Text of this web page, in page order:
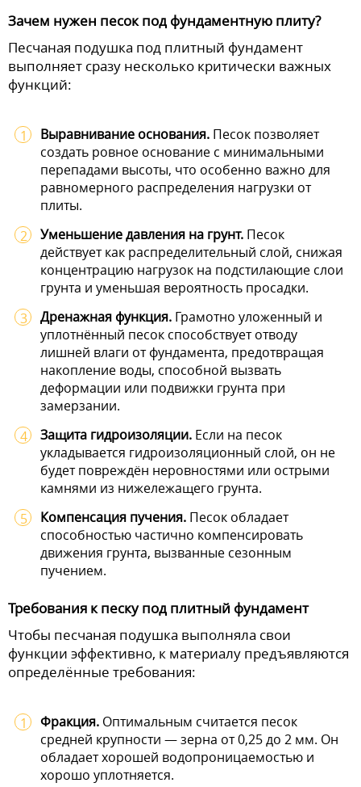
Зачем нужен песок под фундаментную плиту?
Песчаная подушка под плитный фундамент
выполняет сразу несколько критически важных
функций:
Выравнивание основания. Песок позволяет
создать ровное основание с минимальными
перепадами высоты, что особенно важно для
равномерного распределения нагрузки от
плиты.
Уменьшение давления на грунт. Песок
действует как распределительный слой, снижая
концентрацию нагрузок на подстилающие слои
грунта и уменьшая вероятность просадки.
Дренажная функция. Грамотно уложенный и
уплотнённый песок способствует отводу
лишней влаги от фундамента, предотвращая
накопление воды, способной вызвать
деформации или подвижки грунта при
замерзании.
Защита гидроизоляции. Если на песок
укладывается гидроизоляционный слой, он не
будет повреждён неровностями или острыми
камнями из нижележащего грунта.
Компенсация пучения. Песок обладает
способностью частично компенсировать
движения грунта, вызванные сезонным
пучением.
Требования к песку под плитный фундамент
Чтобы песчаная подушка выполняла свои
функции эффективно, к материалу предъявляются
определённые требования:
Фракция. Оптимальным считается песок
средней крупности — зерна от 0,25 до 2 мм. Он
обладает хорошей водопроницаемостью и
хорошо уплотняется.